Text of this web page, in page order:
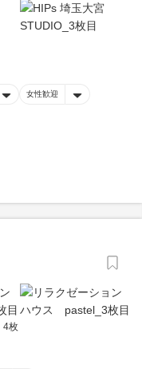
女性歓迎
4枚